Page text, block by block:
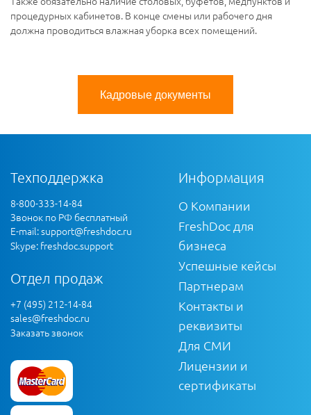
процедурных кабинетов. В конце смены или рабочего дня
должна проводиться влажная уборка всех помещений.
Кадровые документы
Техподдержка
8-800-333-14-84
Звонок по РФ бесплатный
E-mail:support@freshdoc.ru
Skype: freshdoc.support
Отдел продаж
+7 (495) 212-14-84
sales@freshdoc.ru
Заказать звонок
Информация
О Компании
FreshDoc для
бизнеса
Успешные кейсы
Партнерам
Контакты и
реквизиты
Для СМИ
Лицензии и
сертификаты